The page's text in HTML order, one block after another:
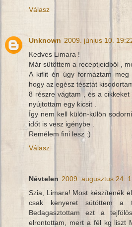
Válasz
Unknown 2009. június 10.
Kedves Limara !
Már sütöttem a receptjeidből ,
A kiflit én úgy formáztam meg
hogy az egész tésztát
8 részre vágtam , és a
nyújtottam egy kicsit .
Így nem kell külön-külön
időt is vesz igénybe .
Remélem fini lesz :)
Válasz
Névtelen 2009. augusztus 24.
Szia, Limara! Most készítenék
csak kenyeret sütöttem a
Bedagasztottam ezt a
elrontottam, mert a fél kg liszt